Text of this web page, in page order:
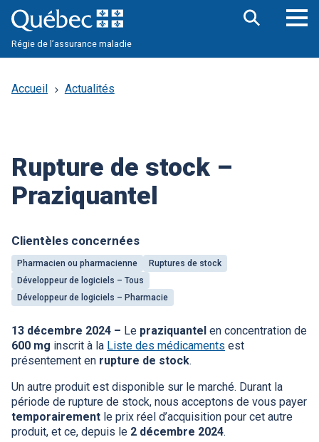
contenu
principal
Régie de l’assurance maladie
Accueil Actualités
Rupture de stock –
Praziquantel
Clientèles concernées
Pharmacien ou pharmacienne
Ruptures de stock
Développeur de logiciels – Tous
Développeur de logiciels – Pharmacie
13 décembre 2024 – Le praziquantel en concentration de
600 mg inscrit à la Liste des médicaments est
présentement en rupture de stock.
Un autre produit est disponible sur le marché. Durant la
période de rupture de stock, nous acceptons de vous payer
temporairement le prix réel d’acquisition pour cet autre
produit, et ce, depuis le 2 décembre 2024.